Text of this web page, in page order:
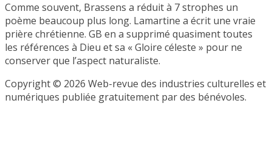
Comme souvent, Brassens a réduit à 7 strophes un
poème beaucoup plus long. Lamartine a écrit une vraie
prière chrétienne. GB en a supprimé quasiment toutes
les références à Dieu et sa « Gloire céleste » pour ne
conserver que l’aspect naturaliste.
Copyright © 2026 Web-revue des industries culturelles et
numériques publiée gratuitement par des bénévoles.